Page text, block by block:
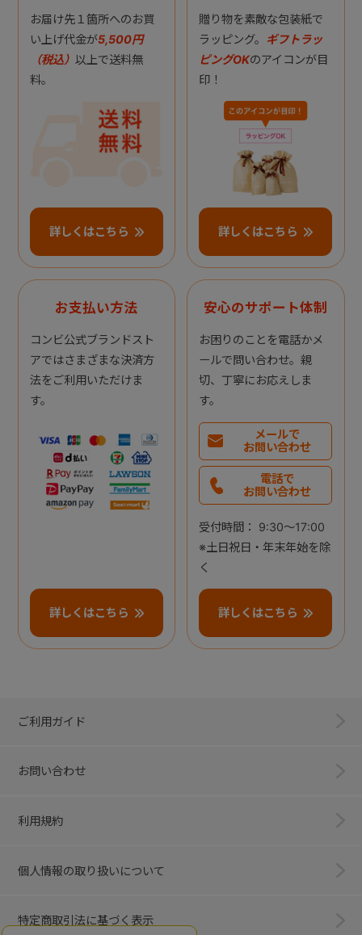
お届け先１箇所へのお買
い上げ代金が5,500円
（税込） 以上で送料無
料。
詳しくはこちら
贈り物を素敵な包装紙で
ラッピング。 ギフトラッ
ピングOKのアイコンが目
印！
詳しくはこちら
お支払い方法
コンビ公式ブランドスト
アではさまざまな決済方
法をご利用いただけま
す。
詳しくはこちら
安心のサポート体制
お困りのことを電話かメ
ールで問い合わせ。親
切、丁寧にお応えしま
す。
メールで
お問い合わせ
電話で
お問い合わせ
受付時間： 9:30～17:00
※土日祝日・年末年始を除
く
詳しくはこちら
ご利用ガイド
お問い合わせ
利用規約
個人情報の取り扱いについて
特定商取引法に基づく表示